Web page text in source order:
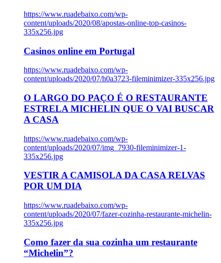
https://www.ruadebaixo.com/wp-
content/uploads/2020/08/apostas-online-top-casinos-
335x256.jpg
Casinos online em Portugal
https://www.ruadebaixo.com/wp-
content/uploads/2020/07/h0a3723-fileminimizer-335x256.jpg
O LARGO DO PAÇO É O RESTAURANTE
ESTRELA MICHELIN QUE O VAI BUSCAR
A CASA
https://www.ruadebaixo.com/wp-
content/uploads/2020/07/img_7930-fileminimizer-1-
335x256.jpg
VESTIR A CAMISOLA DA CASA RELVAS
POR UM DIA
https://www.ruadebaixo.com/wp-
content/uploads/2020/07/fazer-cozinha-restaurante-michelin-
335x256.jpg
Como fazer da sua cozinha um restaurante
“Michelin”?